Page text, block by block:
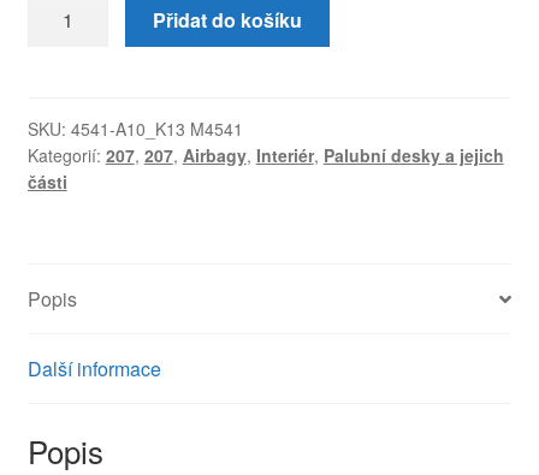
airbag
Peugeot
206+
207
Přidat do košíku
SKU: 4541-A10_K13 M4541
Kategorií: 207, 207, Airbagy, Interiér, Palubní desky a jejich
části
Popis
Další informace
Popis